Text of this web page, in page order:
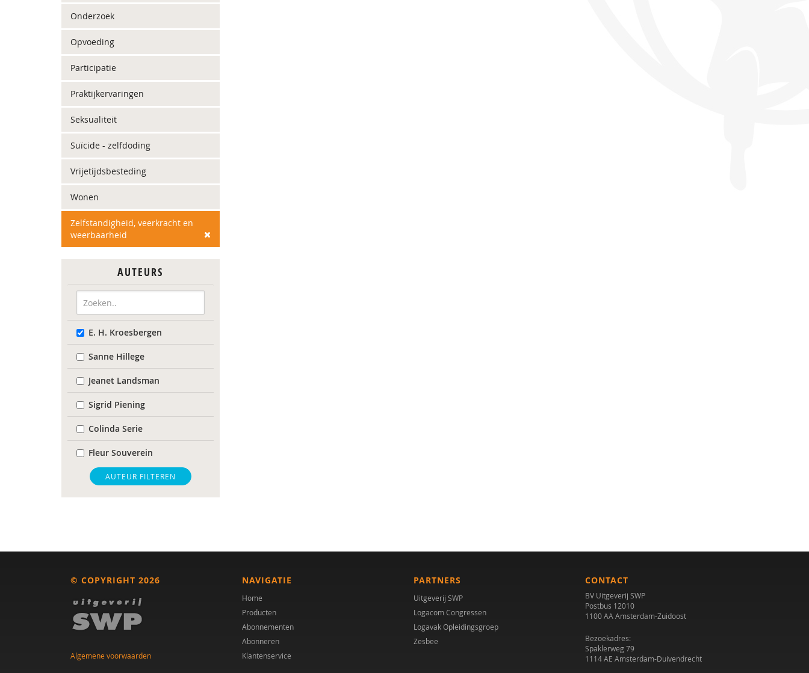
Onderzoek
Opvoeding
Participatie
Praktijkervaringen
Seksualiteit
Suïcide - zelfdoding
Vrijetijdsbesteding
Wonen
Zelfstandigheid, veerkracht en
weerbaarheid
AUTEURS
E. H. Kroesbergen
Sanne Hillege
Jeanet Landsman
Sigrid Piening
Colinda Serie
Fleur Souverein
Inge van Balkom
AUTEUR FILTEREN
© COPYRIGHT 2026
Algemene voorwaarden
NAVIGATIE
Home
Producten
Abonnementen
Abonneren
Klantenservice
PARTNERS
Uitgeverij SWP
Logacom Congressen
Logavak Opleidingsgroep
Zesbee
CONTACT
BV Uitgeverij SWP
Postbus 12010
1100 AA Amsterdam-Zuidoost
Bezoekadres:
Spaklerweg 79
1114 AE Amsterdam-Duivendrecht